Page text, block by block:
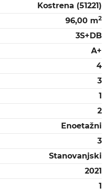
Kostrena (51221)
96,00 m2
3S+DB
A+
4
3
1
2
Enoetažni
3
Stanovanjski
2021
1